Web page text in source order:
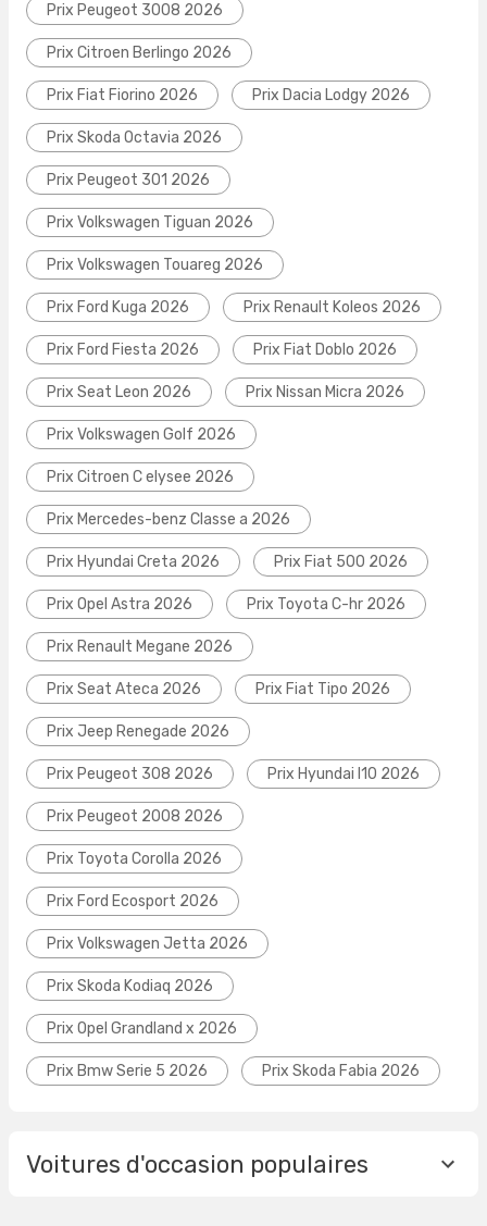
Prix Peugeot 3008 2026
Prix Citroen Berlingo 2026
Prix Fiat Fiorino 2026 Prix Dacia Lodgy 2026
Prix Skoda Octavia 2026
Prix Peugeot 301 2026
Prix Volkswagen Tiguan 2026
Prix Volkswagen Touareg 2026
Prix Ford Kuga 2026 Prix Renault Koleos 2026
Prix Ford Fiesta 2026 Prix Fiat Doblo 2026
Prix Seat Leon 2026 Prix Nissan Micra 2026
Prix Volkswagen Golf 2026
Prix Citroen C elysee 2026
Prix Mercedes-benz Classe a 2026
Prix Hyundai Creta 2026 Prix Fiat 500 2026
Prix Opel Astra 2026 Prix Toyota C-hr 2026
Prix Renault Megane 2026
Prix Seat Ateca 2026 Prix Fiat Tipo 2026
Prix Jeep Renegade 2026
Prix Peugeot 308 2026 Prix Hyundai I10 2026
Prix Peugeot 2008 2026
Prix Toyota Corolla 2026
Prix Ford Ecosport 2026
Prix Volkswagen Jetta 2026
Prix Skoda Kodiaq 2026
Prix Opel Grandland x 2026
Prix Bmw Serie 5 2026 Prix Skoda Fabia 2026
Voitures d'occasion populaires